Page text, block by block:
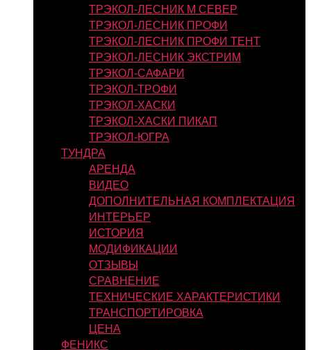
ТРЭКОЛ-ЛЕСНИК М СЕВЕР
ТРЭКОЛ-ЛЕСНИК ПРОФИ
ТРЭКОЛ-ЛЕСНИК ПРОФИ ТЕНТ
ТРЭКОЛ-ЛЕСНИК ЭКСТРИМ
ТРЭКОЛ-САФАРИ
ТРЭКОЛ-ТРОФИ
ТРЭКОЛ-ХАСКИ
ТРЭКОЛ-ХАСКИ ПИКАП
ТРЭКОЛ-ЮГРА
ТУНДРА
АРЕНДА
ВИДЕО
ДОПОЛНИТЕЛЬНАЯ КОМПЛЕКТАЦИЯ
ИНТЕРЬЕР
ИСТОРИЯ
МОДИФИКАЦИИ
ОТЗЫВЫ
СРАВНЕНИЕ
ТЕХНИЧЕСКИЕ ХАРАКТЕРИСТИКИ
ТРАНСПОРТИРОВКА
ЦЕНА
ФЕНИКС